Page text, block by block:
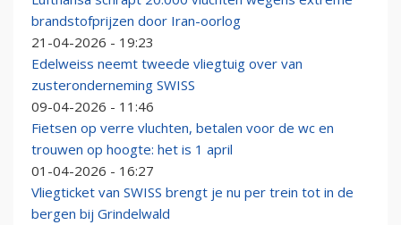
brandstofprijzen door Iran-oorlog
21-04-2026 - 19:23
Edelweiss neemt tweede vliegtuig over van
zusteronderneming SWISS
09-04-2026 - 11:46
Fietsen op verre vluchten, betalen voor de wc en
trouwen op hoogte: het is 1 april
01-04-2026 - 16:27
Vliegticket van SWISS brengt je nu per trein tot in de
bergen bij Grindelwald